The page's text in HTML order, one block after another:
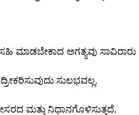
ಮಾಡಬೇಕಾದ ಅಗತ್ಯವು ಸಾವಿರಾರು
ಸುಲಭವಲ್ಲ.
ಮತ್ತು ನಿಧಾನಗೊಳಿಸುತ್ತದೆ.